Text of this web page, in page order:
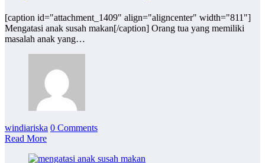
[caption id="attachment_1409" align="aligncenter" width="811"]
Mengatasi anak susah makan[/caption] Orang tua yang memiliki
masalah anak yang…
windiariska 0 Comments
Read More